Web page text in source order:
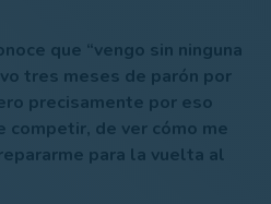
que “vengo sin ninguna
tres meses de parón por
precisamente por eso
competir, de ver cómo me
para la vuelta al